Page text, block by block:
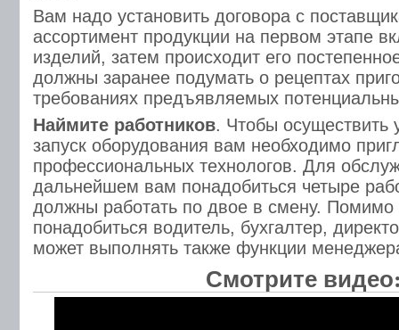
Вам надо установить договора с
ассортимент продукции на первом этапе
изделий, затем происходит его
должны заранее подумать о рецептах
требованиях предъявляемых
Наймите работников. Чтобы осуществить
запуск оборудования вам необходимо
профессиональных технологов. Для
дальнейшем вам понадобиться четыре
должны работать по двое в смену. Помимо
понадобиться водитель, бухгалтер,
может выполнять также функции
Смотрите